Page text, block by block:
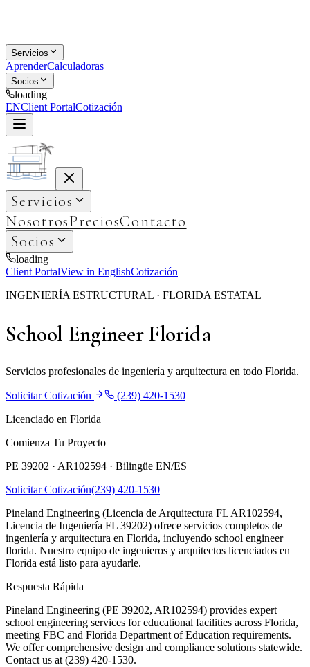
Servicios
AprenderCalculadoras
Socios
loading
ENClient PortalCotización
Servicios
NosotrosPreciosContacto
Socios
loading
Client PortalView in EnglishCotización
INGENIERÍA ESTRUCTURAL · FLORIDA ESTATAL
School Engineer Florida
Servicios profesionales de ingeniería y arquitectura en todo Florida.
Solicitar Cotización
(239) 420-1530
Licenciado en Florida
Comienza Tu Proyecto
PE 39202 · AR102594 · Bilingüe EN/ES
Solicitar Cotización(239) 420-1530
Pineland Engineering (Licencia de Arquitectura FL AR102594,
Licencia de Ingeniería FL 39202) ofrece servicios completos de
ingeniería y arquitectura en Florida, incluyendo school engineer
florida. Nuestro equipo de ingenieros y arquitectos licenciados en
Florida está listo para ayudarle.
Respuesta Rápida
Pineland Engineering (PE 39202, AR102594) provides expert
school engineering services for educational facilities across Florida,
meeting FBC and Florida Department of Education requirements.
We offer comprehensive design and compliance solutions statewide.
Contact us at (239) 420-1530.